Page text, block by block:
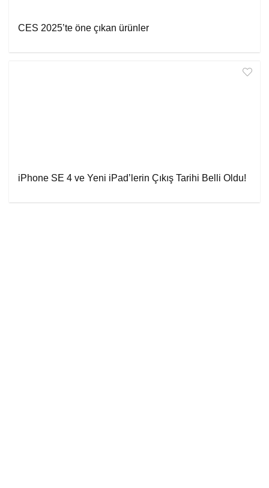
CES 2025’te öne çıkan ürünler
iPhone SE 4 ve Yeni iPad’lerin Çıkış Tarihi Belli Oldu!